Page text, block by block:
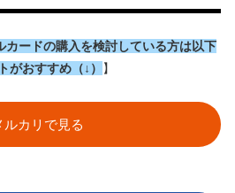
カードの購入を検討している方は以下
がおすすめ（↓）
】
ルカリで見る